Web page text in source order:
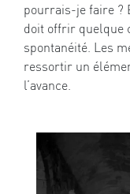
pourrais-je faire ?
doit offrir quelque
spontanéité. Les
ressortir un
l’avance.